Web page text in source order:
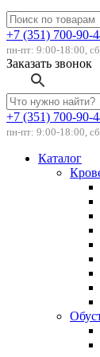
+7 (351) 700-90-
пн-пт: 9:00-18:00,
Заказать звонок
+7 (351) 700-90-
пн-пт: 9:00-18:00,
Каталог